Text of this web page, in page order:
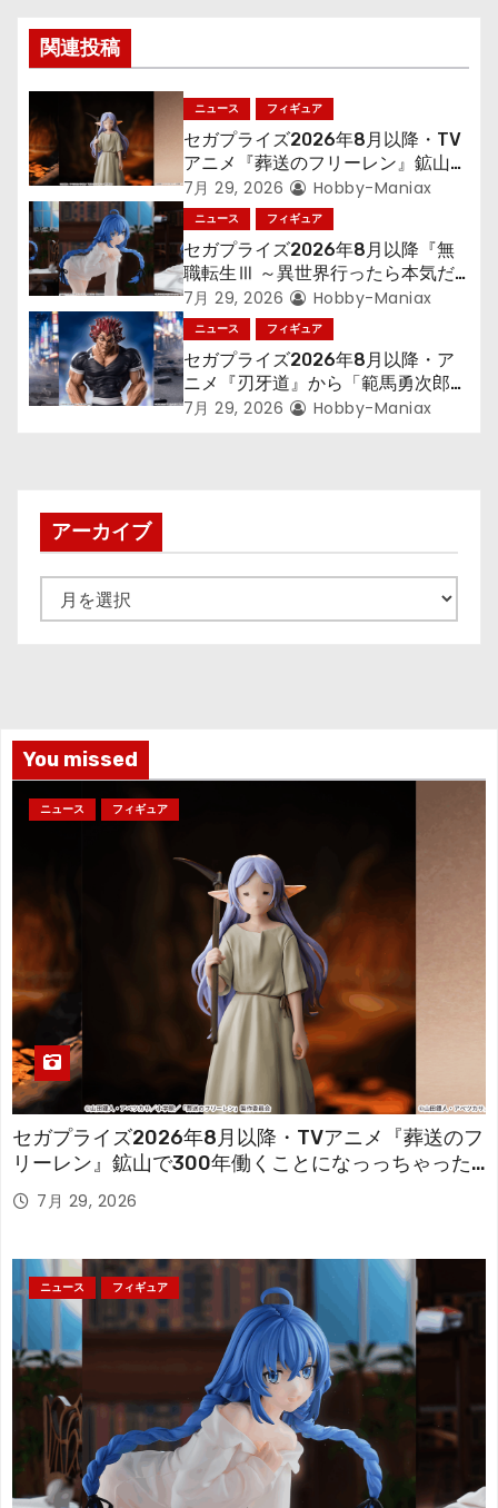
ゲ
ー
シ
ョ
ン
関連投稿
ニュース フィギュア
セガプライズ2026年8月以降・TV
アニメ『葬送のフリーレン』鉱山で
300年働くことになっっちゃった
「フリーレン」を立体化！
7月 29, 2026 Hobby-Maniax
ニュース フィギュア
セガプライズ2026年8月以降『無
職転生Ⅲ ～異世界行ったら本気だ
す～』から「ロキシー」のフィギュ
アが登場！
7月 29, 2026 Hobby-Maniax
ニュース フィギュア
セガプライズ2026年8月以降・ア
ニメ『刃牙道』から「範馬勇次郎」
が登場ッッ!!
7月 29, 2026 Hobby-Maniax
アーカイブ
ー
You missed
ニュース フィギュア
セガプライズ2026年8月以降・TVアニメ『葬送のフ
リーレン』鉱山で300年働くことになっっちゃった
「フリーレン」を立体化！
7月 29, 2026
ニュース フィギュア